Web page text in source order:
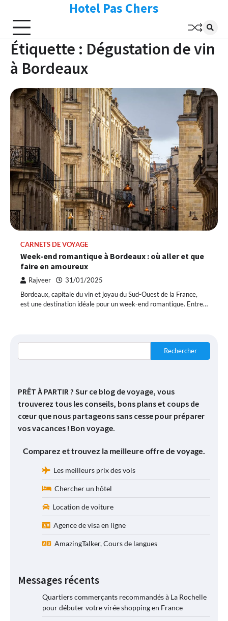
content
Hotel Pas Chers
Étiquette : Dégustation de vin
à Bordeaux
CARNETS DE VOYAGE
Week-end romantique à Bordeaux : où aller et que
faire en amoureux
Rajveer 31/01/2025
Bordeaux, capitale du vin et joyau du Sud-Ouest de la France,
est une destination idéale pour un week-end romantique. Entre…
Rechercher
PRÊT À PARTIR ? Sur ce blog de voyage, vous
trouverez tous les conseils, bons plans et coups de
cœur que nous partageons sans cesse pour préparer
vos vacances ! Bon voyage.
Comparez et trouvez la meilleure offre de voyage.
Les meilleurs prix des vols
Chercher un hôtel
Location de voiture
Agence de visa en ligne
AmazingTalker, Cours de langues
Messages récents
Quartiers commerçants recommandés à La Rochelle
pour débuter votre virée shopping en France